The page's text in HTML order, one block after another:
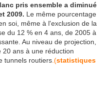
pris ensemble a diminué
2009. Le même pourcentage
soi, même à l'exclusion de la
du 12 % en 4 ans, de 2005 à
Au niveau de projection,
ans à une réduction
tunnels routiers .(statistiques